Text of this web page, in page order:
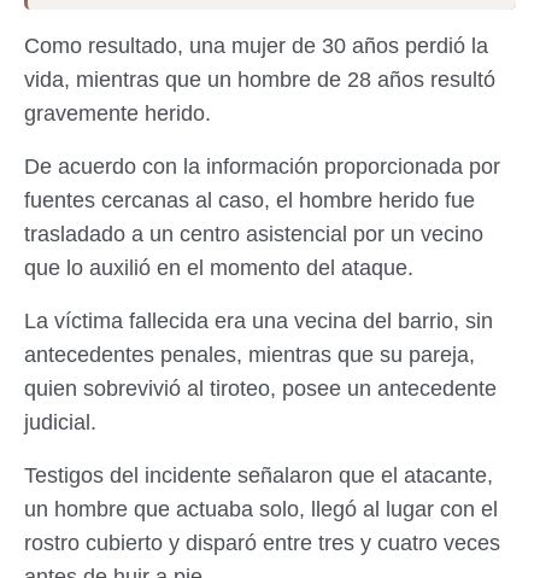
Como resultado, una mujer de 30 años perdió la
vida, mientras que un hombre de 28 años resultó
gravemente herido.
De acuerdo con la información proporcionada por
fuentes cercanas al caso, el hombre herido fue
trasladado a un centro asistencial por un vecino
que lo auxilió en el momento del ataque.
La víctima fallecida era una vecina del barrio, sin
antecedentes penales, mientras que su pareja,
quien sobrevivió al tiroteo, posee un antecedente
judicial.
Testigos del incidente señalaron que el atacante,
un hombre que actuaba solo, llegó al lugar con el
rostro cubierto y disparó entre tres y cuatro veces